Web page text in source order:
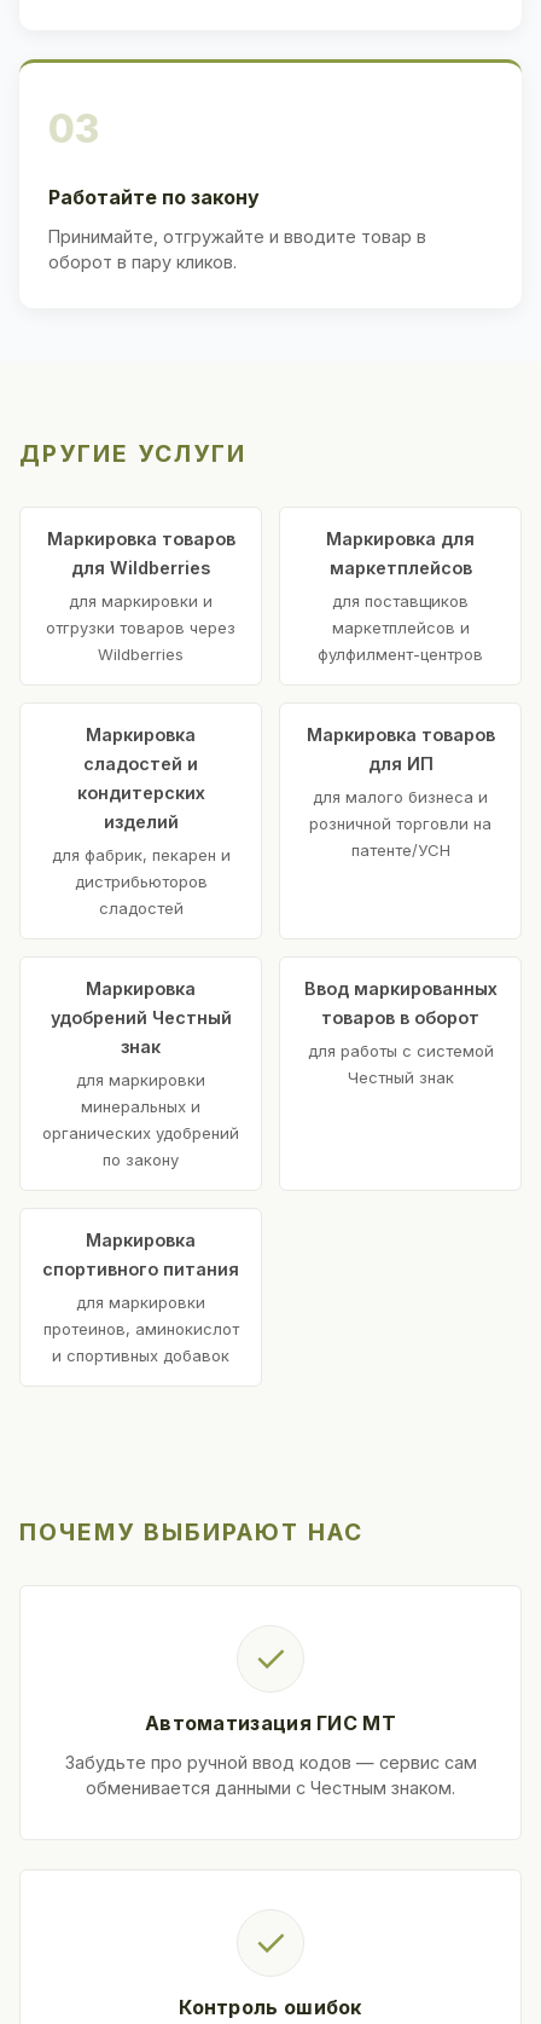
03
Работайте по закону
Принимайте, отгружайте и вводите товар в
оборот в пару кликов.
ДРУГИЕ УСЛУГИ
Маркировка товаров
для Wildberries
для маркировки и
отгрузки товаров через
Wildberries
Маркировка для
маркетплейсов
для поставщиков
маркетплейсов и
фулфилмент-центров
Маркировка
сладостей и
кондитерских
изделий
для фабрик, пекарен и
дистрибьюторов
сладостей
Маркировка товаров
для ИП
для малого бизнеса и
розничной торговли на
патенте/УСН
Маркировка
удобрений Честный
знак
для маркировки
минеральных и
органических удобрений
по закону
Ввод маркированных
товаров в оборот
для работы с системой
Честный знак
Маркировка
спортивного питания
для маркировки
протеинов, аминокислот
и спортивных добавок
ПОЧЕМУ ВЫБИРАЮТ НАС
✓
Автоматизация ГИС МТ
Забудьте про ручной ввод кодов — сервис сам
обменивается данными с Честным знаком.
✓
Контроль ошибок